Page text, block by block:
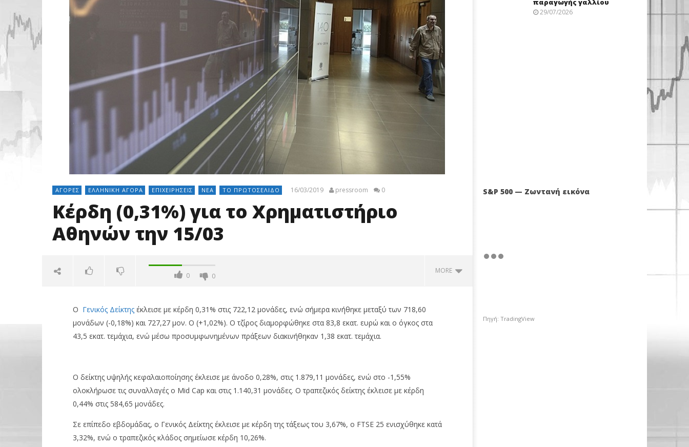
ΑΓΟΡΈΣ ΕΛΛΗΝΙΚΉ ΑΓΟΡΆ ΕΠΙΧΕΙΡΉΣΕΙΣ ΝΈΑ ΤΟ ΠΡΩΤΟΣΈΛΙΔΟ 16/03/2019 pressroom 0
Κέρδη (0,31%) για το Χρηματιστήριο
Αθηνών την 15/03
0 0
MORE
NOW VIEWING
Κέρδη (0,31%) για το
Χρηματιστήριο Αθηνών την 15/03
16/03/2019
τις κορυφαίες
16/03/2019
pressroom
στα €238 εκατ.
Ο Γενικός Δείκτηςέκλεισε με κέρδη 0,31% στις 722,12 μονάδες, ενώ σήμερα κινήθηκε μεταξύ των 718,60
μονάδων (-0,18%) και 727,27 μον. Ο (+1,02%). Ο τζίρος διαμορφώθηκε στα 83,8 εκατ. ευρώ και ο όγκος στα
43,5 εκατ. τεμάχια, ενώ μέσω προσυμφωνημένων πράξεων διακινήθηκαν 1,38 εκατ. τεμάχια.
Ο δείκτης υψηλής κεφαλαιοποίησης έκλεισε με άνοδο 0,28%, στις 1.879,11 μονάδες, ενώ στο -1,55%
ολοκλήρωσε τις συναλλαγές ο Mid Cap και στις 1.140,31 μονάδες. Ο τραπεζικός δείκτης έκλεισε με κέρδη
0,44% στις 584,65 μονάδες.
Σε επίπεδο εβδομάδας, ο Γενικός Δείκτης έκλεισε με κέρδη της τάξεως του 3,67%, ο FTSE 25 ενισχύθηκε κατά
3,32%, ενώ ο τραπεζικός κλάδος σημείωσε κέρδη 10,26%.
παραγωγής γαλλίου
29/07/2026
S&P 500 — Ζωντανή εικόνα
Πηγή: TradingView